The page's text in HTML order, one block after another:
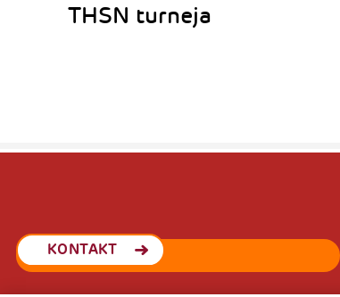
THSN turneja
KONTAKT